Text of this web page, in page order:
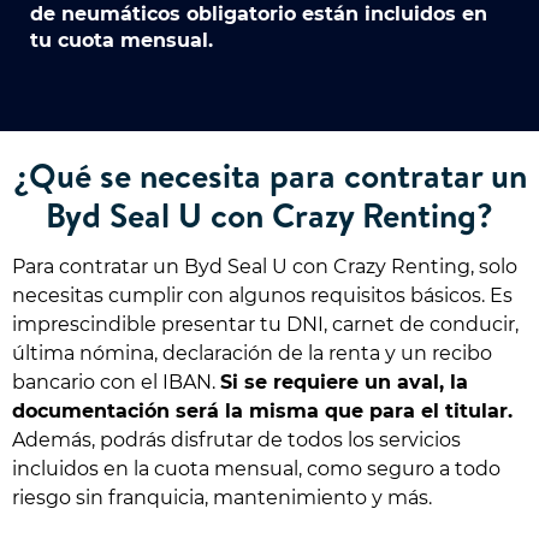
de neumáticos obligatorio están incluidos en
tu cuota mensual.
¿Qué se necesita para contratar un
Byd Seal U con Crazy Renting?
Para contratar un Byd Seal U con Crazy Renting, solo
necesitas cumplir con algunos requisitos básicos. Es
imprescindible presentar tu DNI, carnet de conducir,
última nómina, declaración de la renta y un recibo
bancario con el IBAN. Si se requiere un aval, la
documentación será la misma que para el titular.
Además, podrás disfrutar de todos los servicios
incluidos en la cuota mensual, como seguro a todo
riesgo sin franquicia, mantenimiento y más.